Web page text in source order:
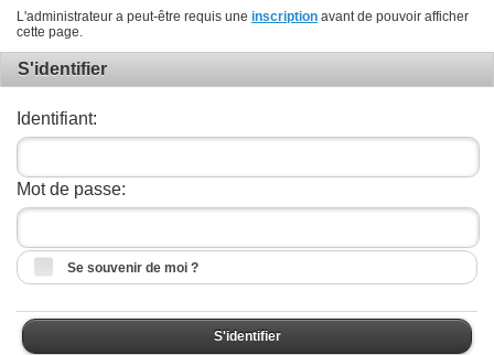
L'administrateur a peut-être requis une inscription avant de pouvoir afficher
cette page.
S'identifier
Identifiant:
Mot de passe:
Se souvenir de moi ?
S'identifier